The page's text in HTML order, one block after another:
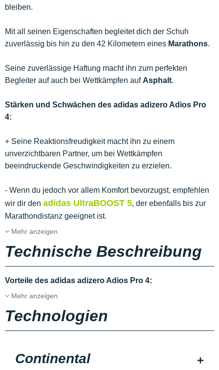
bleiben.
Mit all seinen Eigenschaften begleitet dich der Schuh
zuverlässig bis hin zu den 42 Kilometern eines Marathons.
Seine zuverlässige Haftung macht ihn zum perfekten
Begleiter auf auch bei Wettkämpfen auf Asphalt.
Stärken und Schwächen des adidas adizero Adios Pro
4:
+ Seine Reaktionsfreudigkeit macht ihn zu einem
unverzichtbaren Partner, um bei Wettkämpfen
beeindruckende Geschwindigkeiten zu erzielen.
- Wenn du jedoch vor allem Komfort bevorzugst, empfehlen
wir dir den adidas UltraBOOST 5, der ebenfalls bis zur
Marathondistanz geeignet ist.
Mehr anzeigen
Technische Beschreibung
Vorteile des adidas adizero Adios Pro 4:
Mehr anzeigen
Technologien
Continental